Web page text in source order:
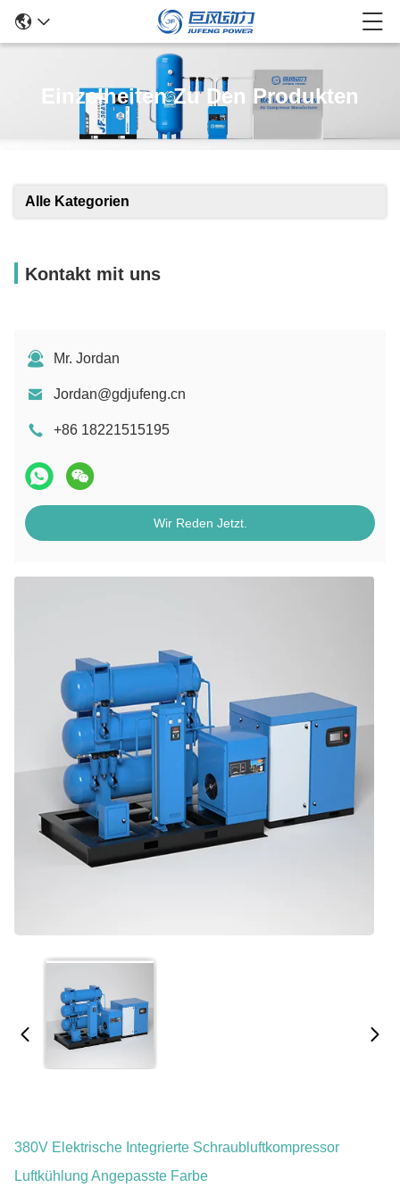
Einzelheiten Zu Den Produkten
Alle Kategorien
Kontakt mit uns
Mr. Jordan
Jordan@gdjufeng.cn
+86 18221515195
Wir Reden Jetzt.
380V Elektrische Integrierte Schraubluftkompressor
Luftkühlung Angepasste Farbe